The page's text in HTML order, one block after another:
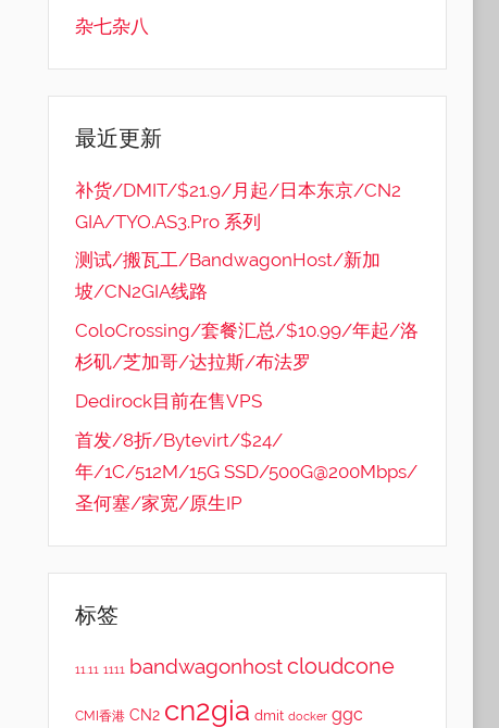
杂七杂八
最近更新
补货/DMIT/$21.9/月起/日本东京/CN2
GIA/TYO.AS3.Pro 系列
测试/搬瓦工/BandwagonHost/新加
坡/CN2GIA线路
ColoCrossing/套餐汇总/$10.99/年起/洛
杉矶/芝加哥/达拉斯/布法罗
Dedirock目前在售VPS
首发/8折/Bytevirt/$24/
年/1C/512M/15G SSD/500G@200Mbps/
圣何塞/家宽/原生IP
标签
11.11 1111 bandwagonhostcloudcone
CMI香港 CN2 cn2gia dmit docker ggc